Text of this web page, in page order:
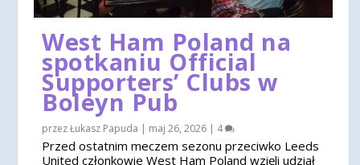
West Ham Poland na
spotkaniu Official
Supporters’ Clubs w
Boleyn Pub
przezŁukasz Papuda | maj 26, 2026 | 4
Przed ostatnim meczem sezonu przeciwko Leeds
United członkowie West Ham Poland wzięli udział